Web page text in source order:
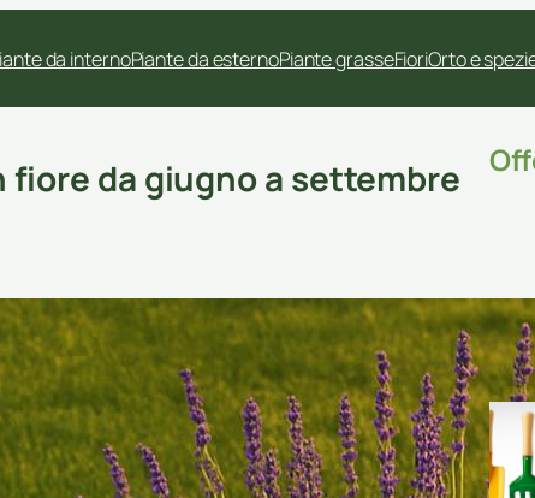
da internoPiante da esternoPiante grasseFioriOrto e
da giugno a settembre